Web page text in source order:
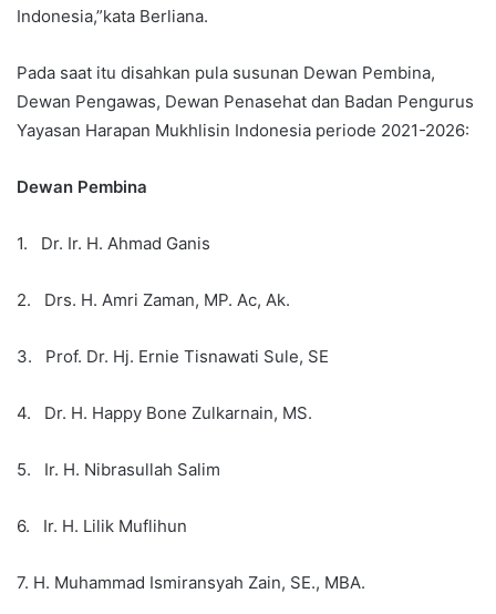
Indonesia,”kata Berliana.
Pada saat itu disahkan pula susunan Dewan Pembina,
Dewan Pengawas, Dewan Penasehat dan Badan Pengurus
Yayasan Harapan Mukhlisin Indonesia periode 2021-2026:
Dewan Pembina
1. Dr. Ir. H. Ahmad Ganis
2. Drs. H. Amri Zaman, MP. Ac, Ak.
3. Prof. Dr. Hj. Ernie Tisnawati Sule, SE
4. Dr. H. Happy Bone Zulkarnain, MS.
5. Ir. H. Nibrasullah Salim
6. Ir. H. Lilik Muflihun
7. H. Muhammad Ismiransyah Zain, SE., MBA.